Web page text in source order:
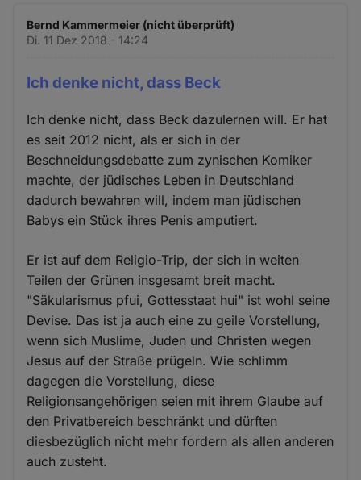
Bernd Kammermeier (nicht überprüft)
Di. 11 Dez 2018 - 14:24
Ich denke nicht, dass Beck
Ich denke nicht, dass Beck dazulernen will. Er hat
es seit 2012 nicht, als er sich in der
Beschneidungsdebatte zum zynischen Komiker
machte, der jüdisches Leben in Deutschland
dadurch bewahren will, indem man jüdischen
Babys ein Stück ihres Penis amputiert.
Er ist auf dem Religio-Trip, der sich in weiten
Teilen der Grünen insgesamt breit macht.
"Säkularismus pfui, Gottesstaat hui" ist wohl seine
Devise. Das ist ja auch eine zu geile Vorstellung,
wenn sich Muslime, Juden und Christen wegen
Jesus auf der Straße prügeln. Wie schlimm
dagegen die Vorstellung, diese
Religionsangehörigen seien mit ihrem Glaube auf
den Privatbereich beschränkt und dürften
diesbezüglich nicht mehr fordern als allen anderen
auch zusteht.